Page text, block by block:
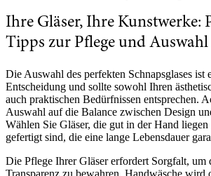
Ihre Gläser, Ihre Kunstwerke:
Tipps zur Pflege und Auswahl
Die Auswahl des perfekten Schnapsglases ist
Entscheidung und sollte sowohl Ihren
auch praktischen Bedürfnissen entsprechen.
Auswahl auf die Balance zwischen Design
Wählen Sie Gläser, die gut in der Hand
gefertigt sind, die eine lange Lebensdauer
Die Pflege Ihrer Gläser erfordert Sorgfalt, um
Transparenz zu bewahren. Handwäsche wird